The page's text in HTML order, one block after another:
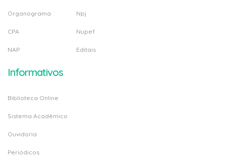
Organograma
CPA
NAP
Npj
Nupef
Editais
Informativos
Biblioteca Online
Sistema Acadêmico
Ouvidoria
Periódicos